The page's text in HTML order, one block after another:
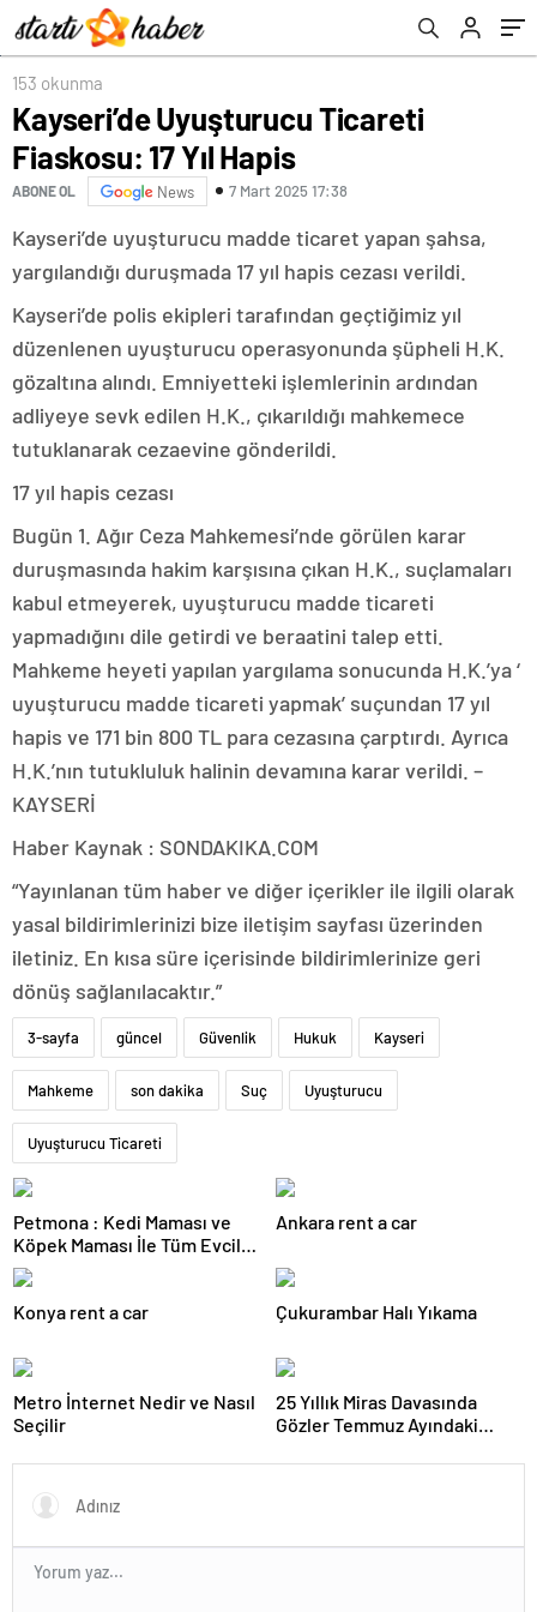
153 okunma
Kayseri’de Uyuşturucu Ticareti
Fiaskosu: 17 Yıl Hapis
ABONE OL News 7 Mart 2025 17:38
Kayseri’de uyuşturucu madde ticaret yapan şahsa,
yargılandığı duruşmada 17 yıl hapis cezası verildi.
Kayseri’de polis ekipleri tarafından geçtiğimiz yıl
düzenlenen uyuşturucu operasyonunda şüpheli H.K.
gözaltına alındı. Emniyetteki işlemlerinin ardından
adliyeye sevk edilen H.K., çıkarıldığı mahkemece
tutuklanarak cezaevine gönderildi.
17 yıl hapis cezası
Bugün 1. Ağır Ceza Mahkemesi’nde görülen karar
duruşmasında hakim karşısına çıkan H.K., suçlamaları
kabul etmeyerek, uyuşturucu madde ticareti
yapmadığını dile getirdi ve beraatini talep etti.
Mahkeme heyeti yapılan yargılama sonucunda H.K.’ya ‘
uyuşturucu madde ticareti yapmak’ suçundan 17 yıl
hapis ve 171 bin 800 TL para cezasına çarptırdı. Ayrıca
H.K.’nın tutukluluk halinin devamına karar verildi. –
KAYSERİ
Haber Kaynak : SONDAKIKA.COM
“Yayınlanan tüm haber ve diğer içerikler ile ilgili olarak
yasal bildirimlerinizi bize iletişim sayfası üzerinden
iletiniz. En kısa süre içerisinde bildirimlerinize geri
dönüş sağlanılacaktır.”
3-sayfa güncel Güvenlik Hukuk Kayseri
Mahkeme son dakika Suç Uyuşturucu
Uyuşturucu Ticareti
Petmona : Kedi Maması ve
Köpek Maması İle Tüm Evcil
Hayvan Ürünleri
Ankara rent a car
Konya rent a car Çukurambar Halı Yıkama
Metro İnternet Nedir ve Nasıl
Seçilir
25 Yıllık Miras Davasında
Gözler Temmuz Ayındaki